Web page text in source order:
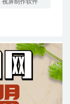
视屏制作软件